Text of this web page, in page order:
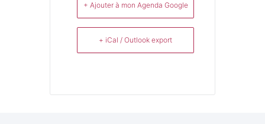
+ Ajouter à mon Agenda Google
+ iCal / Outlook export